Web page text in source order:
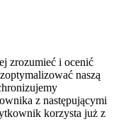
zrozumieć i ocenić
naszą
z następującymi
korzysta już z